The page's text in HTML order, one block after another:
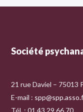
Société
21 rue Daviel – 75013
E-mail :
Tél. : 01 43 29 66 70